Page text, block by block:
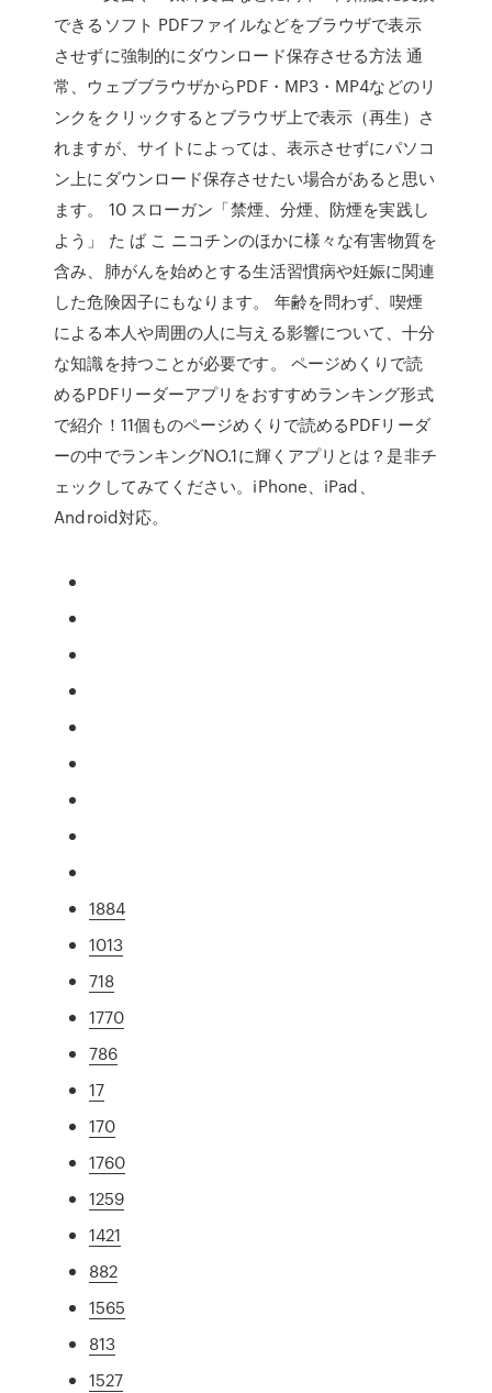
できるソフト PDFファイルなどをブラウザで表示
させずに強制的にダウンロード保存させる方法 通
常、ウェブブラウザからPDF・MP3・MP4などのリ
ンクをクリックするとブラウザ上で表示（再生）さ
れますが、サイトによっては、表示させずにパソコ
ン上にダウンロード保存させたい場合があると思い
ます。 10 スローガン「禁煙、分煙、防煙を実践し
よう」 た ば こ ニコチンのほかに様々な有害物質を
含み、肺がんを始めとする生活習慣病や妊娠に関連
した危険因子にもなります。 年齢を問わず、喫煙
による本人や周囲の人に与える影響について、十分
な知識を持つことが必要です。 ページめくりで読
めるPDFリーダーアプリをおすすめランキング形式
で紹介！11個ものページめくりで読めるPDFリーダ
ーの中でランキングNO.1に輝くアプリとは？是非チ
ェックしてみてください。iPhone、iPad、
Android対応。
1884
1013
718
1770
786
17
170
1760
1259
1421
882
1565
813
1527